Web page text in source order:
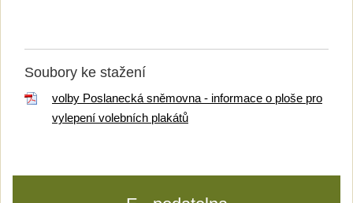
Soubory ke stažení
volby Poslanecká sněmovna - informace o ploše pro
vylepení volebních plakátů